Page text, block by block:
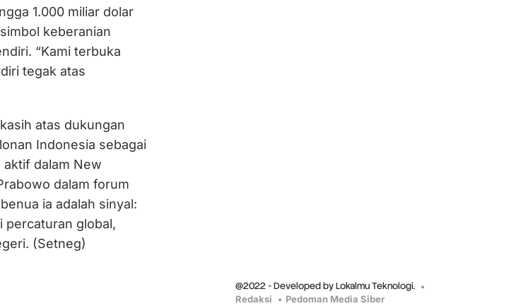
1.000 miliar dolar
keberanian
“Kami terbuka
tegak atas
atas dukungan
Indonesia sebagai
aktif dalam New
dalam forum
ia adalah sinyal:
percaturan global,
(Setneg)
@2022 - Developed by Lokalmu Teknologi.
Redaksi Pedoman Media Siber